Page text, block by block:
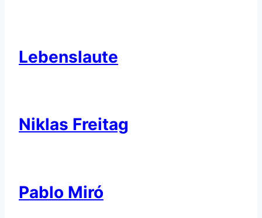
Lebenslaute
Niklas Freitag
Pablo Miró